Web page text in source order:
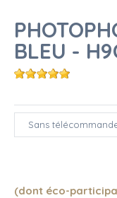
BLEU -
(dont éco-